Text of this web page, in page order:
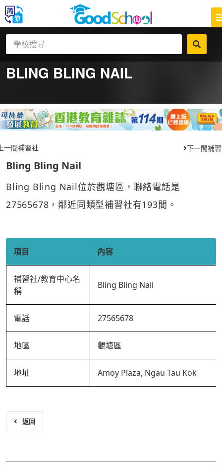
BLING BLING NAIL
一間補習社 下一間補
Bling Bling Nail
Bling Bling Nail位於觀塘區，聯絡電話是
27565678，鄰近同類型補習社有193間。
項目 內容
補習社/教育中心名
稱
Bling Bling Nail
電話 27565678
地區 觀塘區
地址 Amoy Plaza, Ngau Tau Kok
返回